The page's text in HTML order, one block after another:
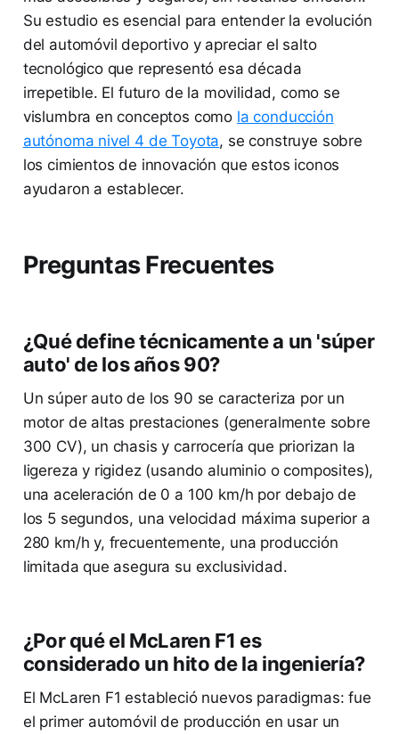
Su estudio es esencial para entender la evolución
del automóvil deportivo y apreciar el salto
tecnológico que representó esa década
irrepetible. El futuro de la movilidad, como se
vislumbra en conceptos como la conducción
autónoma nivel 4 de Toyota, se construye sobre
los cimientos de innovación que estos iconos
ayudaron a establecer.
Preguntas Frecuentes
¿Qué define técnicamente a un 'súper
auto' de los años 90?
Un súper auto de los 90 se caracteriza por un
motor de altas prestaciones (generalmente sobre
300 CV), un chasis y carrocería que priorizan la
ligereza y rigidez (usando aluminio o composites),
una aceleración de 0 a 100 km/h por debajo de
los 5 segundos, una velocidad máxima superior a
280 km/h y, frecuentemente, una producción
limitada que asegura su exclusividad.
¿Por qué el McLaren F1 es
considerado un hito de la ingeniería?
El McLaren F1 estableció nuevos paradigmas: fue
el primer automóvil de producción en usar un